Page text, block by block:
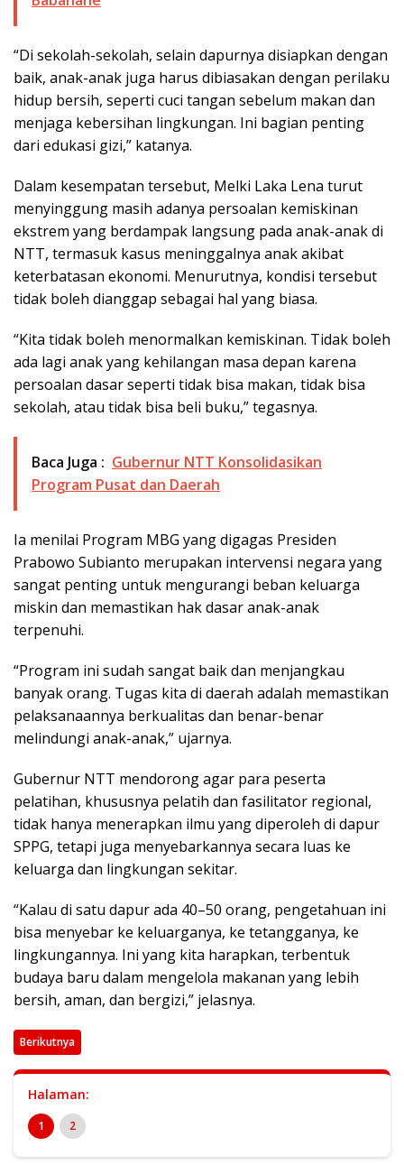
“Di sekolah-sekolah, selain dapurnya disiapkan dengan
baik, anak-anak juga harus dibiasakan dengan perilaku
hidup bersih, seperti cuci tangan sebelum makan dan
menjaga kebersihan lingkungan. Ini bagian penting
dari edukasi gizi,” katanya.
Dalam kesempatan tersebut, Melki Laka Lena turut
menyinggung masih adanya persoalan kemiskinan
ekstrem yang berdampak langsung pada anak-anak di
NTT, termasuk kasus meninggalnya anak akibat
keterbatasan ekonomi. Menurutnya, kondisi tersebut
tidak boleh dianggap sebagai hal yang biasa.
“Kita tidak boleh menormalkan kemiskinan. Tidak boleh
ada lagi anak yang kehilangan masa depan karena
persoalan dasar seperti tidak bisa makan, tidak bisa
sekolah, atau tidak bisa beli buku,” tegasnya.
Baca Juga : Gubernur NTT Konsolidasikan
Program Pusat dan Daerah
Ia menilai Program MBG yang digagas Presiden
Prabowo Subianto merupakan intervensi negara yang
sangat penting untuk mengurangi beban keluarga
miskin dan memastikan hak dasar anak-anak
terpenuhi.
“Program ini sudah sangat baik dan menjangkau
banyak orang. Tugas kita di daerah adalah memastikan
pelaksanaannya berkualitas dan benar-benar
melindungi anak-anak,” ujarnya.
Gubernur NTT mendorong agar para peserta
pelatihan, khususnya pelatih dan fasilitator regional,
tidak hanya menerapkan ilmu yang diperoleh di dapur
SPPG, tetapi juga menyebarkannya secara luas ke
keluarga dan lingkungan sekitar.
“Kalau di satu dapur ada 40–50 orang, pengetahuan ini
bisa menyebar ke keluarganya, ke tetangganya, ke
lingkungannya. Ini yang kita harapkan, terbentuk
budaya baru dalam mengelola makanan yang lebih
bersih, aman, dan bergizi,” jelasnya.
Berikutnya
Halaman:
1 2